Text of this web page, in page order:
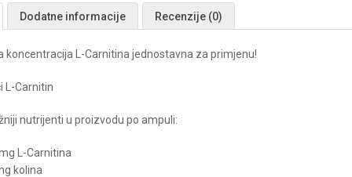
Dodatne informacije Recenzije (0)
koncentracija L-Carnitina jednostavna za primjenu!
L-Carnitin
nutrijenti u proizvodu po ampuli:
L-Carnitina
kolina
MOSTAR
(0) 36 325 715
BRANDOVI
Body Shaper